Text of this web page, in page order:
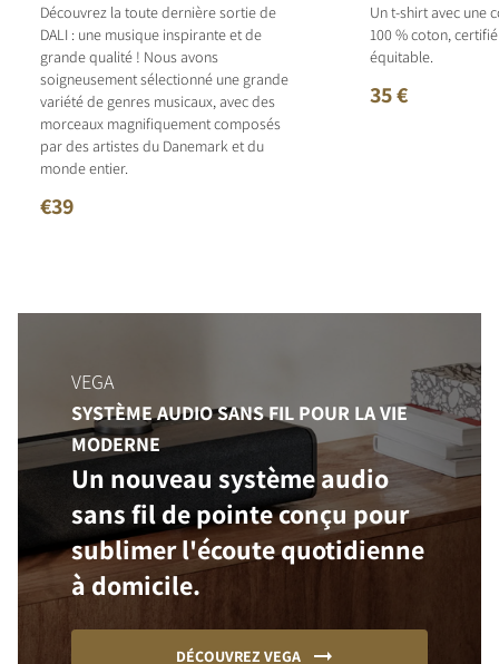
Découvrez la toute dernière sortie de
DALI : une musique inspirante et de
grande qualité ! Nous avons
soigneusement sélectionné une grande
variété de genres musicaux, avec des
morceaux magnifiquement composés
par des artistes du Danemark et du
monde entier.
€39
Un t-shirt avec une
100 % coton,
équitable.
35 €
VEGA
SYSTÈME AUDIO SANS FIL POUR LA VIE
MODERNE
Un nouveau système audio
sans fil de pointe conçu pour
sublimer l'écoute quotidienne
à domicile.
DÉCOUVREZ VEGA